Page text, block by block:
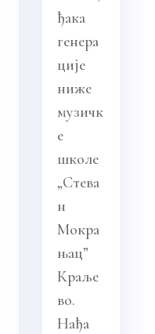
ђака
генера
ције
ниже
музичк
е
школе
„Стева
н
Мокра
њац”
Краље
во.
Нађа